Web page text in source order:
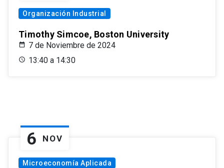
Organización Industrial
Timothy Simcoe, Boston University
7 de Noviembre de 2024
13:40 a 14:30
6 NOV
Microeconomía Aplicada